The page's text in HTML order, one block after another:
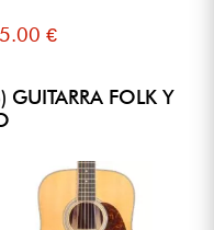
€
FOLK Y